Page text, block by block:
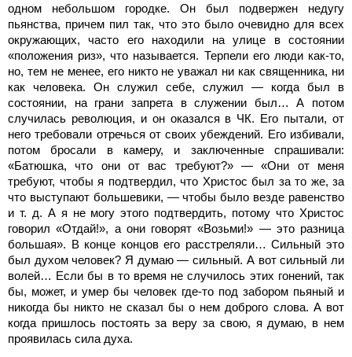
одном небольшом городке. Он был подвержен недугу
пьянства, причем пил так, что это было очевидно для всех
окружающих, часто его находили на улице в состоянии
«положения риз», что называется. Терпели его люди как-то,
но, тем не менее, его никто не уважал ни как священника, ни
как человека. Он служил себе, служил — когда был в
состоянии, на грани запрета в служении был… А потом
случилась революция, и он оказался в ЧК. Его пытали, от
него требовали отречься от своих убеждений. Его избивали,
потом бросали в камеру, и заключенные спрашивали:
«Батюшка, что они от вас требуют?» — «Они от меня
требуют, чтобы я подтвердил, что Христос был за то же, за
что выступают большевики, — чтобы было везде равенство
и т. д. А я не могу этого подтвердить, потому что Христос
говорил «Отдай!», а они говорят «Возьми!» — это разница
большая». В конце концов его расстреляли… Сильный это
был духом человек? Я думаю — сильный. А вот сильный ли
волей… Если бы в то время не случилось этих гонений, так
бы, может, и умер бы человек где-то под забором пьяный и
никогда бы никто не сказал бы о нем доброго слова. А вот
когда пришлось постоять за веру за свою, я думаю, в нем
проявилась сила духа.